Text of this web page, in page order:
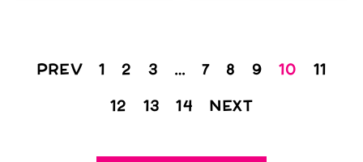
PREV 1 2 3 … 7 8 9 10
11
12
13 14 NEXT